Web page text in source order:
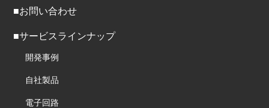
■お問い合わせ
■サービスラインナップ
開発事例
自社製品
電子回路